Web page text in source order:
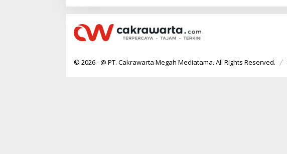
© 2026 - @ PT. Cakrawarta Megah Mediatama. All Rights Reserved.